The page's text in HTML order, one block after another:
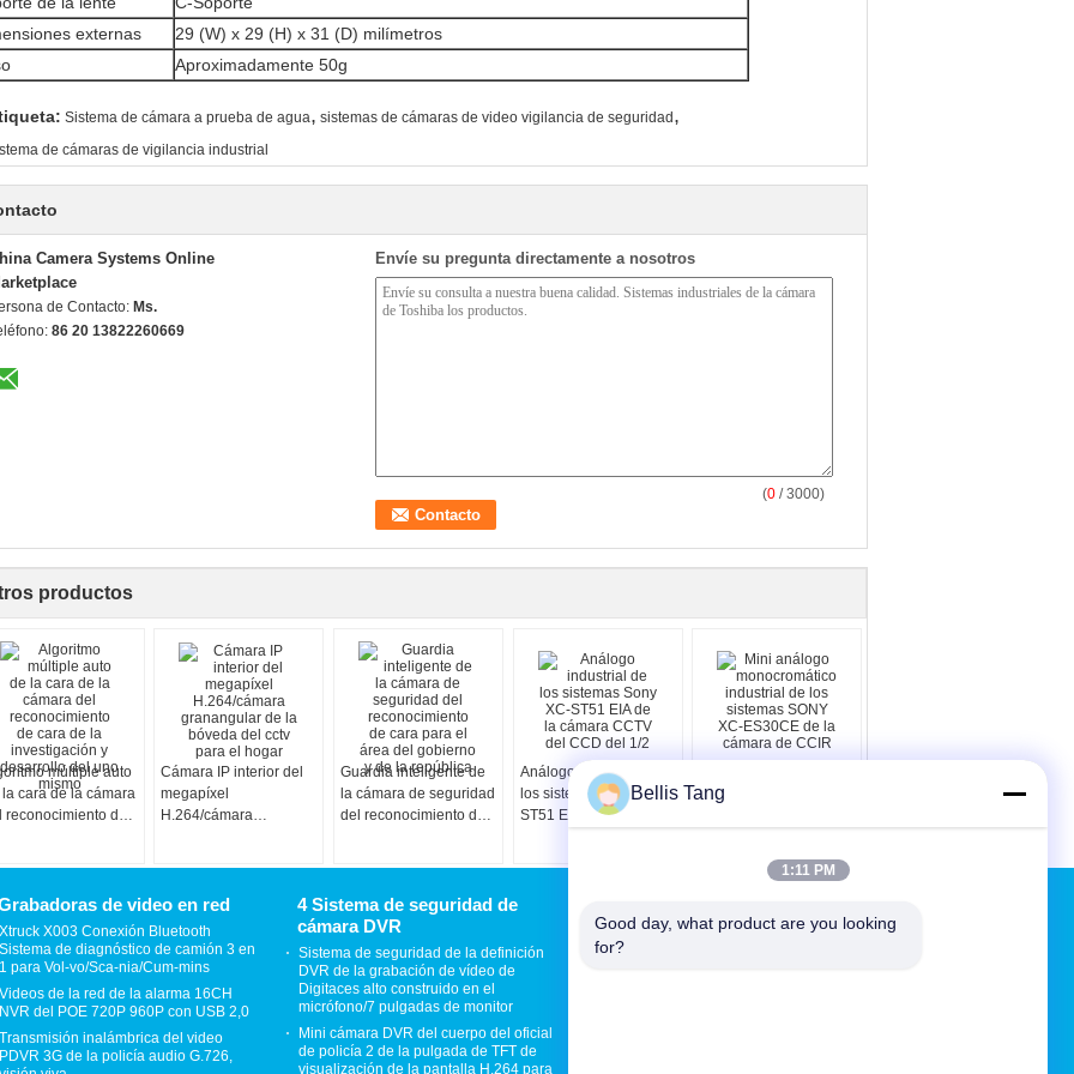
externas
29 (W) x 29 (H) x 31 (D) milímetros
Aproximadamente 50g
Sistema de cámara a prueba de agua, sistemas de cámaras de video vigilancia de seguridad ,
de cámaras de vigilancia industrial
Camera Systems Online
de Contacto: Ms.
86 20 13822260669
Envíe su pregunta directamente a nosotros
(0 / 3000)
productos
múltiple auto
cara de la cámara
reconocimiento de
Cámara IP interior del
megapíxel
H.264/cámara
Guardia inteligente de
la cámara de seguridad
del reconocimiento de
Análogo industrial de
los sistemas Sony XC-
ST51 EIA de la cámara
monocromático
ES30CE de la cámara
de video en red
Xtruck X003 Conexión Bluetooth
Sistema de diagnóstico de camión 3 en
1 para Vol-vo/Sca-nia/Cum-mins
Videos de la red de la alarma 16CH
NVR del POE 720P 960P con USB 2,0
Transmisión inalámbrica del video
PDVR 3G de la policía audio G.726,
4 Sistema de seguridad de
cámara DVR
Sistema de seguridad de la definición
DVR de la grabación de vídeo de
Digitaces alto construido en el
micrófono/7 pulgadas de monitor
Mini cámara DVR del cuerpo del oficial
de policía 2 de la pulgada de TFT de
visualización de la pantalla H.264 para
Envío
Bellis Tang
1:11 PM
Good day, what product are you looking
for?